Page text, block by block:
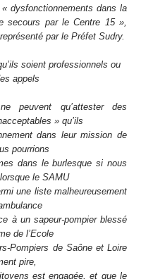
dysfonctionnements dans la
secours par le Centre 15 »,
par le Préfet Sudry.
soient professionnels ou
appels
peuvent qu’attester des
» qu’ils
dans leur mission de
pourrions
dans le burlesque si nous
le SAMU
une liste malheureusement
à un sapeur-pompier blessé
de l’Ecole
Pompiers de Saône et Loire
pire,
est engagée, et que le